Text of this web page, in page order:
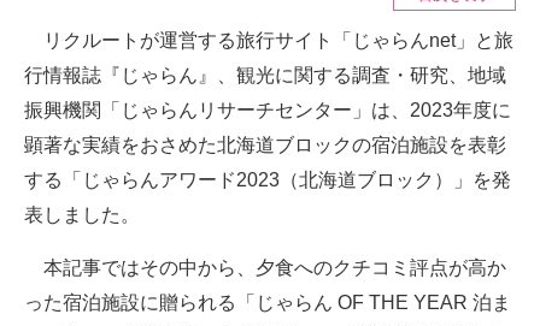
ITの今と未来を見通す
スマホと通信の最新トレンド
進化するPCとデバイスの未来
好きが集まる 比べて選べる
ビジネスと働き方のヒント
リクルートが運営する旅行サイト「じゃらんnet」と旅
行情報誌『じゃらん』、観光に関する調査・研究、地域
振興機関「じゃらんリサーチセンター」は、2023年度に
顕著な実績をおさめた北海道ブロックの宿泊施設を表彰
する「じゃらんアワード2023（北海道ブロック）」を発
表しました。
本記事ではその中から、夕食へのクチコミ評点が高か
った宿泊施設に贈られる「じゃらん OF THE YEAR 泊ま